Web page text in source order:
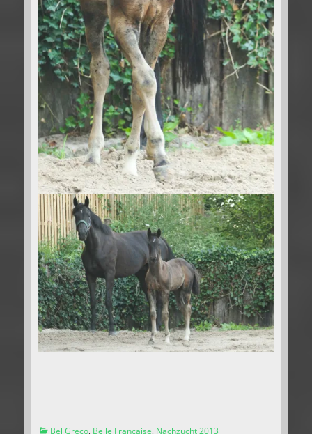
Kategorien
Bel Greco, Belle Francaise, Nachzucht 2013